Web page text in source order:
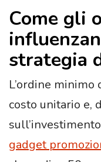
Come gli
strategia
L’ordine
costo unitario e,
gadget